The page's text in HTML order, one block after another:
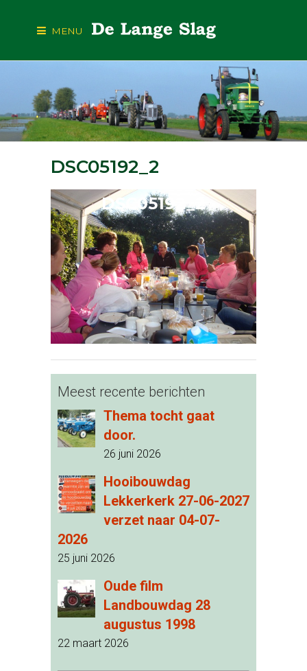
MENU
DSC05192_2
DSC05192_2
Meest recente berichten
Thema tocht gaat
door.
26 juni 2026
Hooibouwdag
Lekkerkerk 27-06-2027
verzet naar 04-07-
2026
25 juni 2026
Oude film
Landbouwdag 28
augustus 1998
22 maart 2026